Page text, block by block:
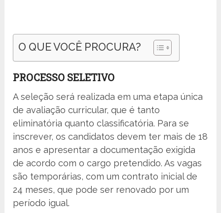
O QUE VOCÊ PROCURA?
PROCESSO SELETIVO
A seleção será realizada em uma etapa única
de avaliação curricular, que é tanto
eliminatória quanto classificatória. Para se
inscrever, os candidatos devem ter mais de 18
anos e apresentar a documentação exigida
de acordo com o cargo pretendido. As vagas
são temporárias, com um contrato inicial de
24 meses, que pode ser renovado por um
período igual.